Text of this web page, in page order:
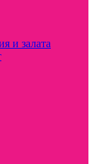
и залата